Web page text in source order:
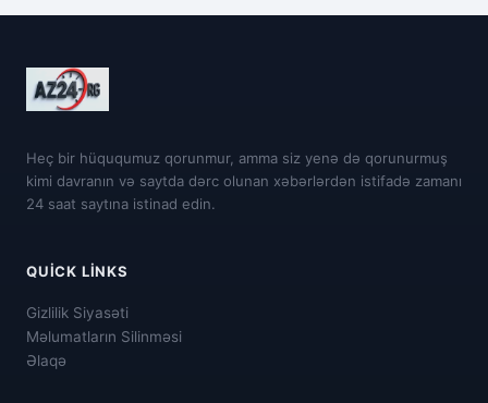
Heç bir hüququmuz qorunmur, amma siz yenə də qorunurmuş
kimi davranın və saytda dərc olunan xəbərlərdən istifadə zamanı
24 saat saytına istinad edin.
QUICK LINKS
Gizlilik Siyasəti
Məlumatların Silinməsi
Əlaqə